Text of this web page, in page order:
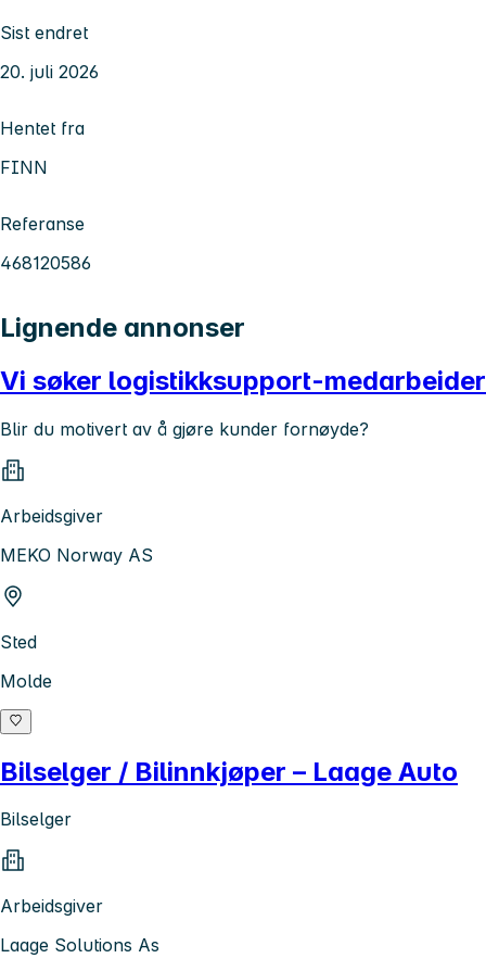
Sist endret
20. juli 2026
Hentet fra
FINN
Referanse
468120586
Lignende annonser
Vi søker logistikksupport-medarbeider
Blir du motivert av å gjøre kunder fornøyde?
Arbeidsgiver
MEKO Norway AS
Sted
Molde
Bilselger / Bilinnkjøper – Laage Auto
Bilselger
Arbeidsgiver
Laage Solutions As